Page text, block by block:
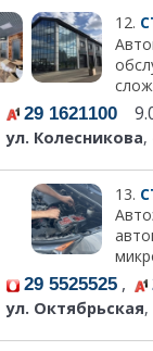
12.
29 1621100
ул. Колесникова,
13.
29 5525525 ,
ул. Октябрьская